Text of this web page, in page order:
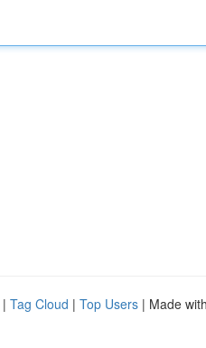
| Tag Cloud | Top Users | Made with